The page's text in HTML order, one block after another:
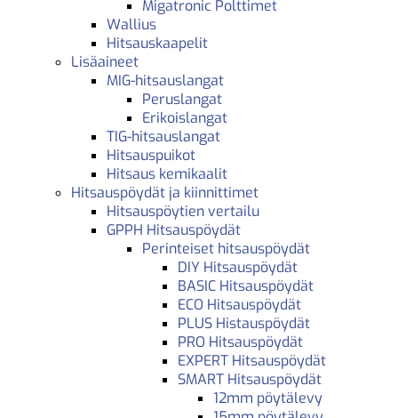
Migatronic Polttimet
Wallius
Hitsauskaapelit
Lisäaineet
MIG-hitsauslangat
Peruslangat
Erikoislangat
TIG-hitsauslangat
Hitsauspuikot
Hitsaus kemikaalit
Hitsauspöydät ja kiinnittimet
Hitsauspöytien vertailu
GPPH Hitsauspöydät
Perinteiset hitsauspöydät
DIY Hitsauspöydät
BASIC Hitsauspöydät
ECO Hitsauspöydät
PLUS Histauspöydät
PRO Hitsauspöydät
EXPERT Hitsauspöydät
SMART Hitsauspöydät
12mm pöytälevy